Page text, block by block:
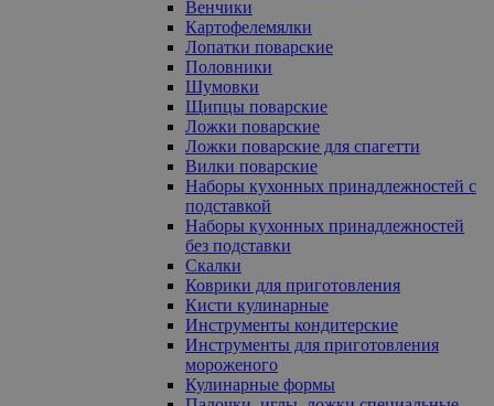
Венчики
Картофелемялки
Лопатки поварские
Половники
Шумовки
Щипцы поварские
Ложки поварские
Ложки поварские для спагетти
Вилки поварские
Наборы кухонных принадлежностей с
подставкой
Наборы кухонных принадлежностей
без подставки
Скалки
Коврики для приготовления
Кисти кулинарные
Инструменты кондитерские
Инструменты для приготовления
мороженого
Кулинарные формы